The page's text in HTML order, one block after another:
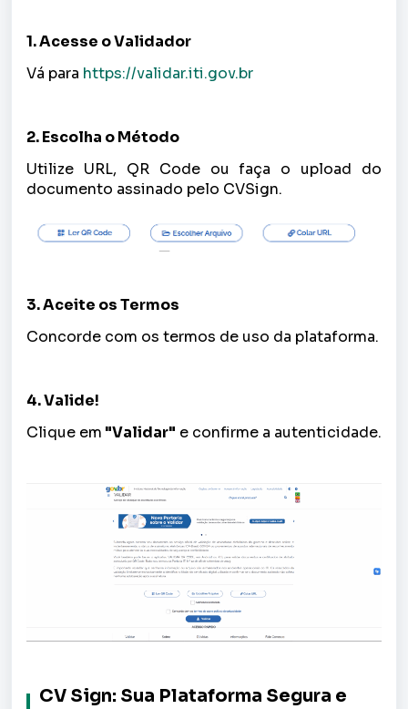
1. Acesse o Validador
Vá para https://validar.iti.gov.br
2. Escolha o Método
Utilize URL, QR Code ou faça o upload do
documento assinado pelo CVSign.
3. Aceite os Termos
Concorde com os termos de uso da plataforma.
4. Valide!
Clique em "Validar" e confirme a autenticidade.
CV Sign: Sua Plataforma Segura e